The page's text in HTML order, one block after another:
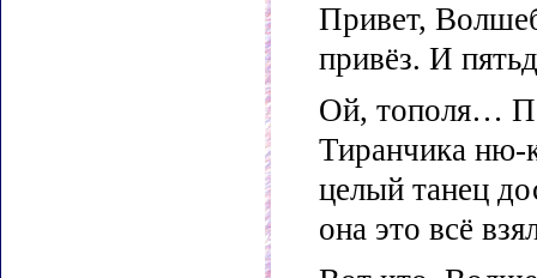
Привет,
привёз. И
Ой, тополя…
Тиранчика ню-
целый танец
она это всё